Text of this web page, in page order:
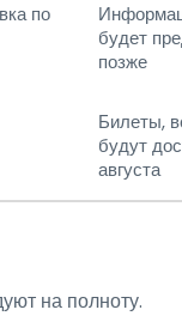
по
будет
позже
Билеты,
будут
августа
на полноту.